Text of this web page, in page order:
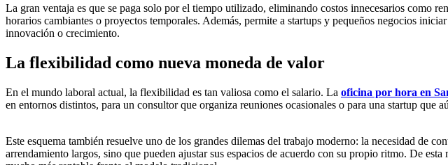
La gran ventaja es que se paga solo por el tiempo utilizado, eliminando costos innecesarios como
horarios cambiantes o proyectos temporales. Además, permite a startups y pequeños negocios
innovación o crecimiento.
La flexibilidad como nueva moneda de valor
En el mundo laboral actual, la flexibilidad es tan valiosa como el salario. La oficina por hora en
en entornos distintos, para un consultor que organiza reuniones ocasionales o para una startup que
Este esquema también resuelve uno de los grandes dilemas del trabajo moderno: la necesidad de
arrendamiento largos, sino que pueden ajustar sus espacios de acuerdo con su propio ritmo. De